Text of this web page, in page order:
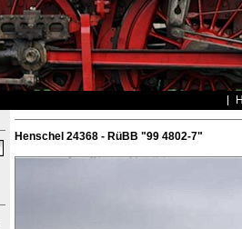
Henschel 24368 - RüBB "99 4802-7"